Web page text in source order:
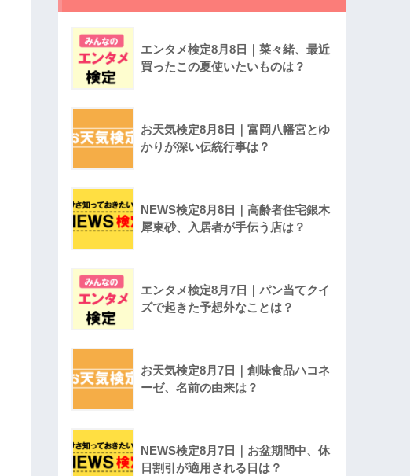
エンタメ検定8月8日｜菜々緒、最近
買ったこの夏使いたいものは？
お天気検定8月8日｜富岡八幡宮とゆ
かりが深い伝統行事は？
NEWS検定8月8日｜高齢者住宅銀木
犀東砂、入居者が手伝う店は？
エンタメ検定8月7日｜パン当てクイ
ズで起きた予想外なことは？
お天気検定8月7日｜創味食品ハコネ
ーゼ、名前の由来は？
NEWS検定8月7日｜お盆期間中、休
日割引が適用される日は？